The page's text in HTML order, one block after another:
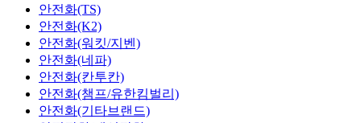
안전화(TS)
안전화(K2)
안전화(워킷/지벤)
안전화(네파)
안전화(칸투칸)
안전화(챔프/유한킴벌리)
안전화(기타브랜드)